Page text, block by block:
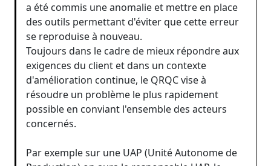
a été commis une anomalie et mettre en place
des outils permettant d'éviter que cette erreur
se reproduise à nouveau.
Toujours dans le cadre de mieux répondre aux
exigences du client et dans un contexte
d'amélioration continue, le QRQC vise à
résoudre un problème le plus rapidement
possible en conviant l'ensemble des acteurs
concernés.
Par exemple sur une UAP (Unité Autonome de